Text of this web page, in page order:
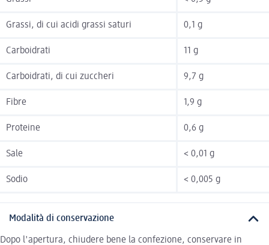
Grassi, di cui acidi grassi saturi 0,1 g
Carboidrati 11 g
Carboidrati, di cui zuccheri 9,7 g
Fibre 1,9 g
Proteine 0,6 g
Sale < 0,01 g
Sodio < 0,005 g
Modalità di conservazione
Dopo l'apertura, chiudere bene la confezione, conservare in